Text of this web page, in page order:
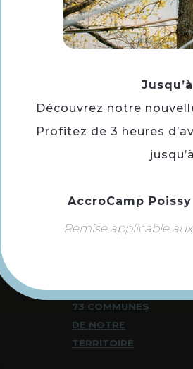
NEWSLETTER
DÉCOUVREZ LES
73 COMMUNES
DE NOTRE
TERRITOIRE
Découvrez notre
Profitez de 3 heures
AccroCamp Poissy
Remise applicable